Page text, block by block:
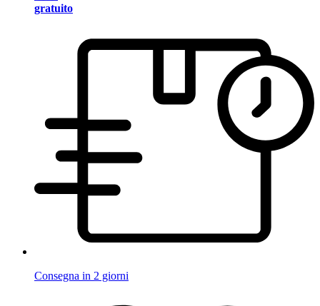
gratuito
Consegna in 2 giorni